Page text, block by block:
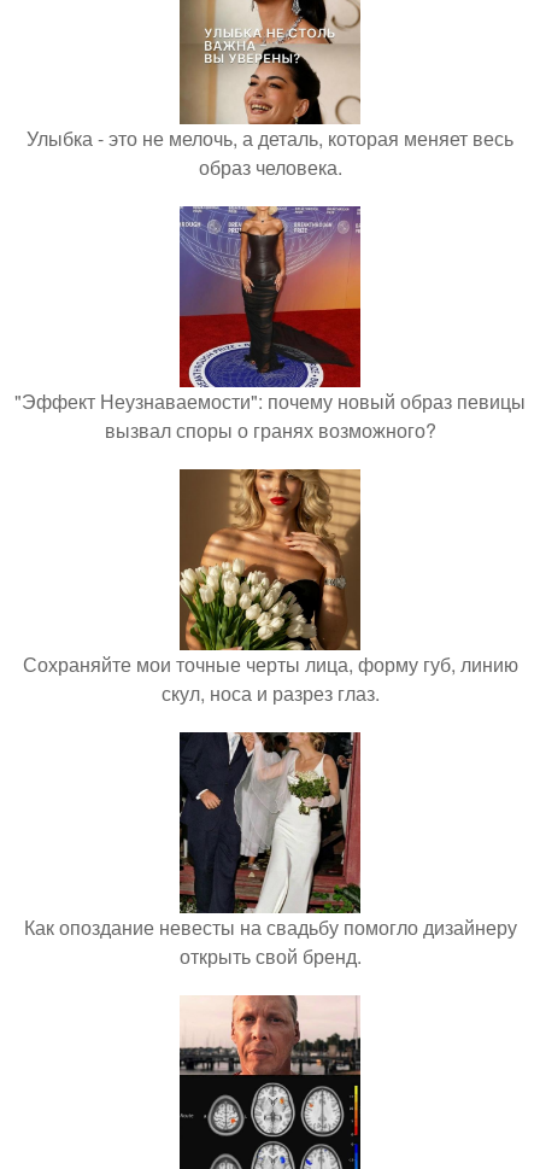
Улыбка - это не мелочь, а деталь, которая меняет весь
образ человека.
"Эффект Неузнаваемости": почему новый образ певицы
вызвал споры о гранях возможного?
Сохраняйте мои точные черты лица, форму губ, линию
скул, носа и разрез глаз.
Как опоздание невесты на свадьбу помогло дизайнеру
открыть свой бренд.